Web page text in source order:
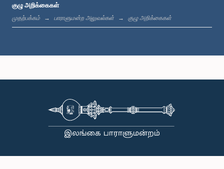
கௌரவ சட்டத்தரணி சந்திம வீரக்கொடி, பா.உ.
குழு அறிக்கைகள்
முதற்பக்கம் பாராளுமன்ற அலுவல்கள் குழு அறிக்கைகள்